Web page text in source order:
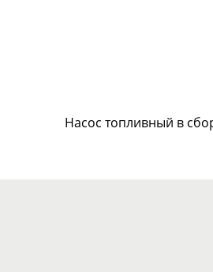
Насос топливный в